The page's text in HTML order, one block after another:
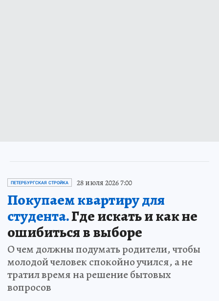
ПЕТЕРБУРГСКАЯ СТРОЙКА 28 июля 2026 7:00
Покупаем квартиру для
студента.Где искать и как не
ошибиться в выборе
О чем должны подумать родители, чтобы
молодой человек спокойно учился, а не
тратил время на решение бытовых
вопросов